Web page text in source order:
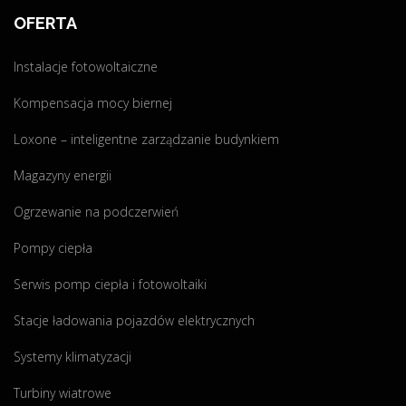
s
a
a
c
a
t
w
l
t
i
OFERTA
Instalacje fotowoltaiczne
Kompensacja mocy biernej
Loxone – inteligentne zarządzanie budynkiem
Magazyny energii
Ogrzewanie na podczerwień
Pompy ciepła
Serwis pomp ciepła i fotowoltaiki
Stacje ładowania pojazdów elektrycznych
Systemy klimatyzacji
Turbiny wiatrowe